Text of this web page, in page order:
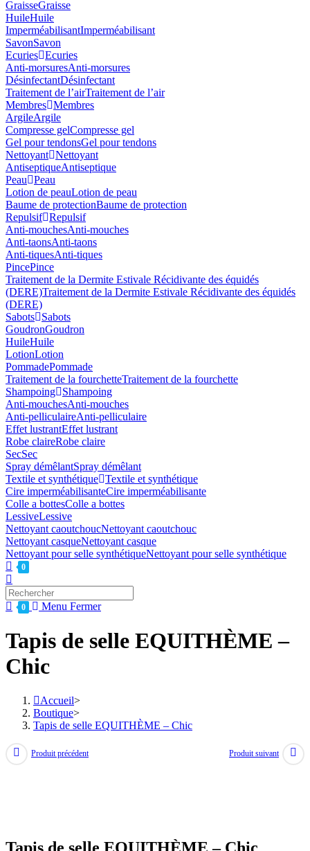
GraisseGraisse
HuileHuile
ImperméabilisantImperméabilisant
SavonSavon
Ecuries Ecuries
Anti-morsuresAnti-morsures
DésinfectantDésinfectant
Traitement de l’airTraitement de l’air
Membres Membres
ArgileArgile
Compresse gelCompresse gel
Gel pour tendonsGel pour tendons
Nettoyant Nettoyant
AntiseptiqueAntiseptique
Peau
Peau
Lotion de peauLotion de peau
Baume de protectionBaume de protection
Repulsif Repulsif
Anti-mouchesAnti-mouches
Anti-taonsAnti-taons
Anti-tiquesAnti-tiques
PincePince
Traitement de la Dermite Estivale Récidivante des équidés
(DERE)Traitement de la Dermite Estivale Récidivante des équidés
(DERE)
Sabots
Sabots
GoudronGoudron
HuileHuile
LotionLotion
PommadePommade
Traitement de la fourchetteTraitement de la fourchette
Shampoing
Shampoing
Anti-mouchesAnti-mouches
Anti-pelliculaireAnti-pelliculaire
Effet lustrantEffet lustrant
Robe claireRobe claire
SecSec
Spray démêlantSpray démêlant
Textile et synthétique Textile et synthétique
Cire imperméabilisanteCire imperméabilisante
Colle a bottesColle a bottes
LessiveLessive
Nettoyant caoutchoucNettoyant caoutchouc
Nettoyant casqueNettoyant casque
Nettoyant pour selle synthétiqueNettoyant pour selle synthétique
0
Toggle
website
search
Escape
the
search
0 Menu Fermer
Tapis de selle EQUITHÈME –
Chic
Accueil>
Boutique>
Tapis de selle EQUITHÈME – Chic
Produit précédent Produit suivant